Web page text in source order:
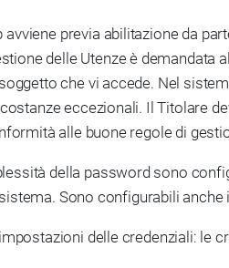
avviene previa abilitazione da
delle Utenze è demandata
che vi accede. Nel
eccezionali. Il Titolare
alle buone regole di
della password sono
Sono configurabili
delle credenziali: le